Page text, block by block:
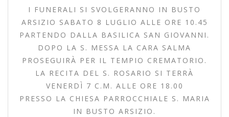
I FUNERALI SI SVOLGERANNO IN BUSTO
ARSIZIO SABATO 8 LUGLIO ALLE ORE 10.45
PARTENDO DALLA BASILICA SAN GIOVANNI.
DOPO LA S. MESSA LA CARA SALMA
PROSEGUIRÀ PER IL TEMPIO CREMATORIO.
LA RECITA DEL S. ROSARIO SI TERRÀ
VENERDÌ 7 C.M. ALLE ORE 18.00
PRESSO LA CHIESA PARROCCHIALE S. MARIA
IN BUSTO ARSIZIO.